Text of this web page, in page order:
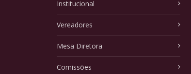
Institucional
Vereadores
Mesa Diretora
Comissões